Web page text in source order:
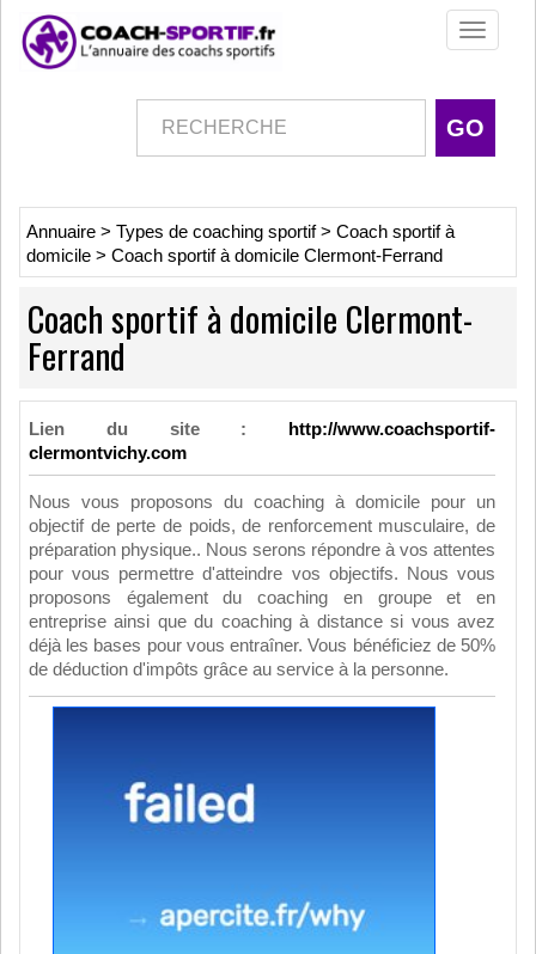
Toggle
Annuaire > Types de coaching sportif> Coach sportif à
domicile > Coach sportif à domicile Clermont-Ferrand
Coach sportif à domicile Clermont-
Ferrand
Lien du site :
http://www.coachsportif-
clermontvichy.com
Nous vous proposons du coaching à domicile pour un
objectif de perte de poids, de renforcement musculaire, de
préparation physique.. Nous serons répondre à vos attentes
pour vous permettre d'atteindre vos objectifs. Nous vous
proposons également du coaching en groupe et en
entreprise ainsi que du coaching à distance si vous avez
déjà les bases pour vous entraîner. Vous bénéficiez de 50%
de déduction d'impôts grâce au service à la personne.